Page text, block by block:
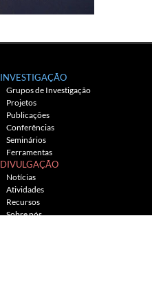
INVESTIGAÇÃO
Grupos de Investigação
Projetos
Publicações
Conferências
Seminários
Ferramentas
DIVULGAÇÃO
Notícias
Atividades
Recursos
Sobre nós